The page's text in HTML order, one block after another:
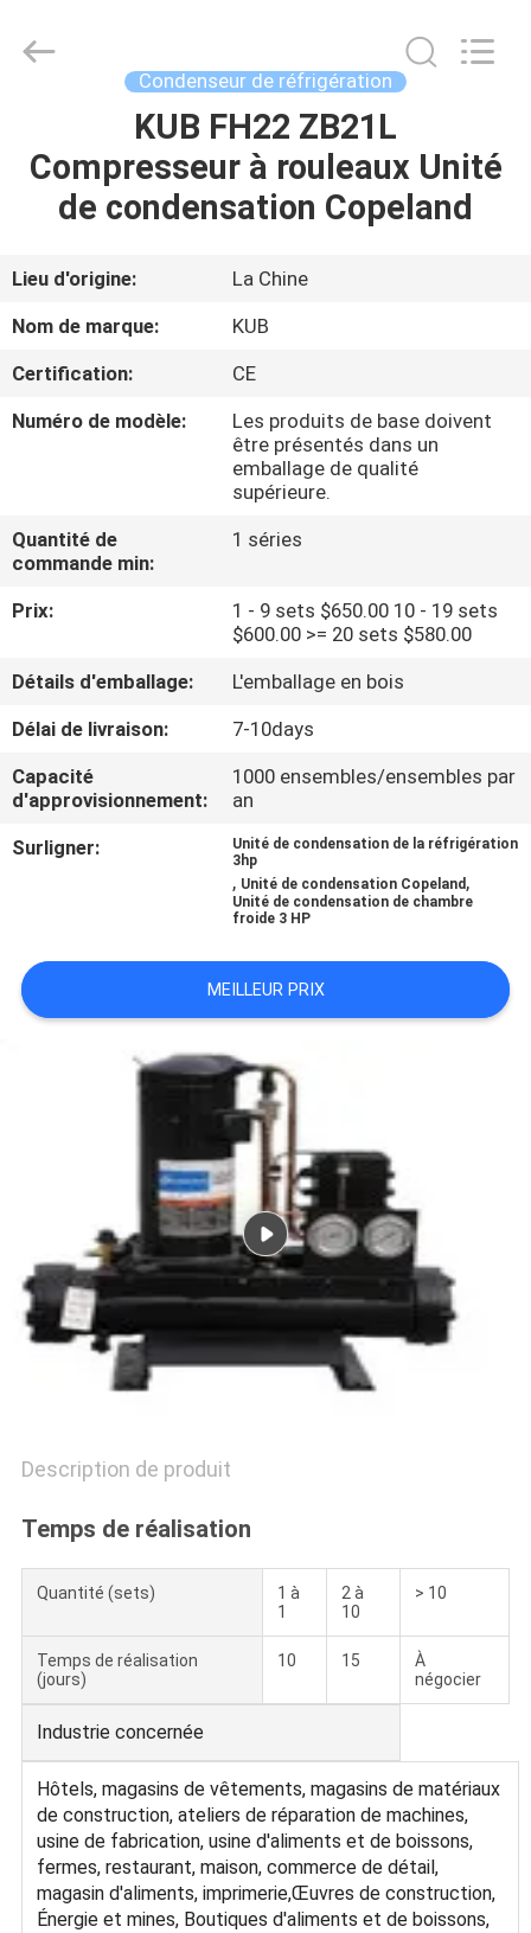
PRODUITS
VR
SHOW
AU
SUJET
D'USINE
CONTRÔLE
DE
QUALITÉ
CONTACTEZ-
DEMANDEZ
UNE
CITATION
POLITIQUE
DE
CONFIDENTIALITÉ
Condenseur de réfrigération
KUB FH22 ZB21L
Compresseur à rouleaux Unité
de condensation Copeland
Lieu d'origine:
La Chine
Nom de marque:
KUB
Certification:
CE
Numéro de modèle:
Les produits de base doivent
être présentés dans un
emballage de qualité
supérieure.
Quantité de
commande min:
1 séries
Prix:
1 - 9 sets $650.00 10 - 19 sets
$600.00 >= 20 sets $580.00
Détails d'emballage:
L'emballage en bois
Délai de livraison:
7-10days
Capacité
d'approvisionnement:
1000 ensembles/ensembles par
an
Surligner:
Unité de condensation de la réfrigération
3hp
, Unité de condensation Copeland ,
Unité de condensation de chambre
froide 3 HP
MEILLEUR PRIX
Description de produit
Temps de réalisation
Quantité (sets)
1 à
1
2 à
10
> 10
Temps de réalisation
(jours)
10 15
À
négocier
Industrie concernée
Hôtels, magasins de vêtements, magasins de matériaux
de construction, ateliers de réparation de machines,
usine de fabrication, usine d'aliments et de boissons,
fermes, restaurant, maison, commerce de détail,
magasin d'aliments, imprimerie,Œuvres de construction,
Énergie et mines, Boutiques d'aliments et de boissons,